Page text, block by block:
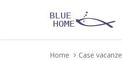
Home Case vacanze